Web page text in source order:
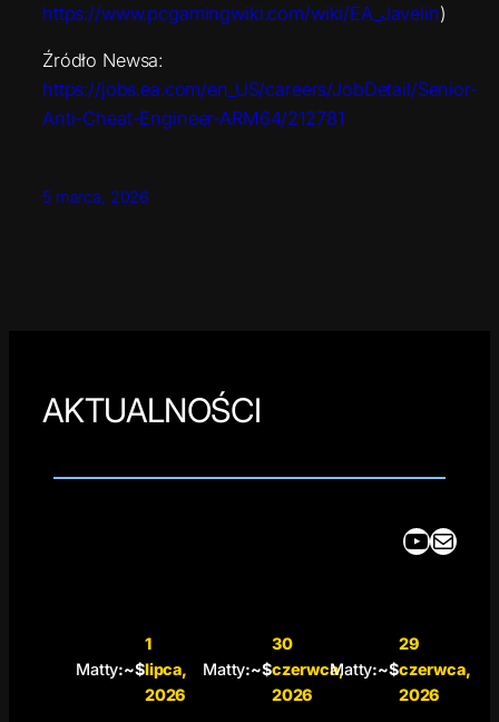
https://www.pcgamingwiki.com/wiki/EA_Javelin)
Źródło Newsa:
https://jobs.ea.com/en_US/careers/JobDetail/Senior-
Anti-Cheat-Engineer-ARM64/212781
5 marca, 2026
AKTUALNOŚCI
YouTube Mail
Matty:~$
1
lipca,
2026
Matty:~$
30
czerwca,
2026
Matty:~$
29
czerwca,
2026